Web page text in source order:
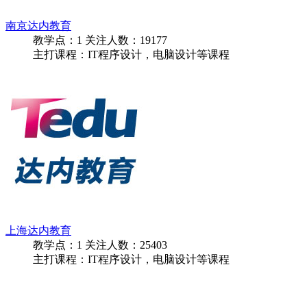
南京达内教育
教学点： 1 关注人数： 19177
主打课程：IT程序设计，电脑设计等课程
上海达内教育
教学点： 1 关注人数： 25403
主打课程：IT程序设计，电脑设计等课程